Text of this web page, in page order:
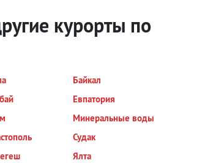
курорты по
Байкал
Евпатория
Минеральные воды
Судак
Ялта